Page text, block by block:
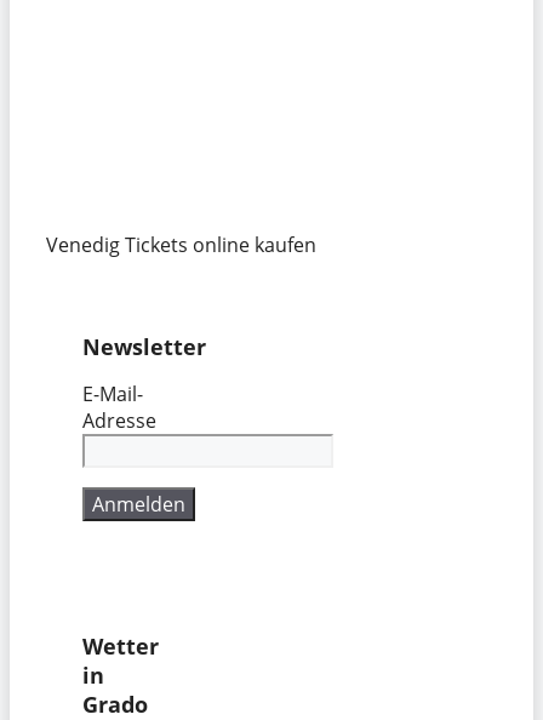
Venedig Tickets online kaufen
Newsletter
E-Mail-
Adresse
Wetter
in
Grado